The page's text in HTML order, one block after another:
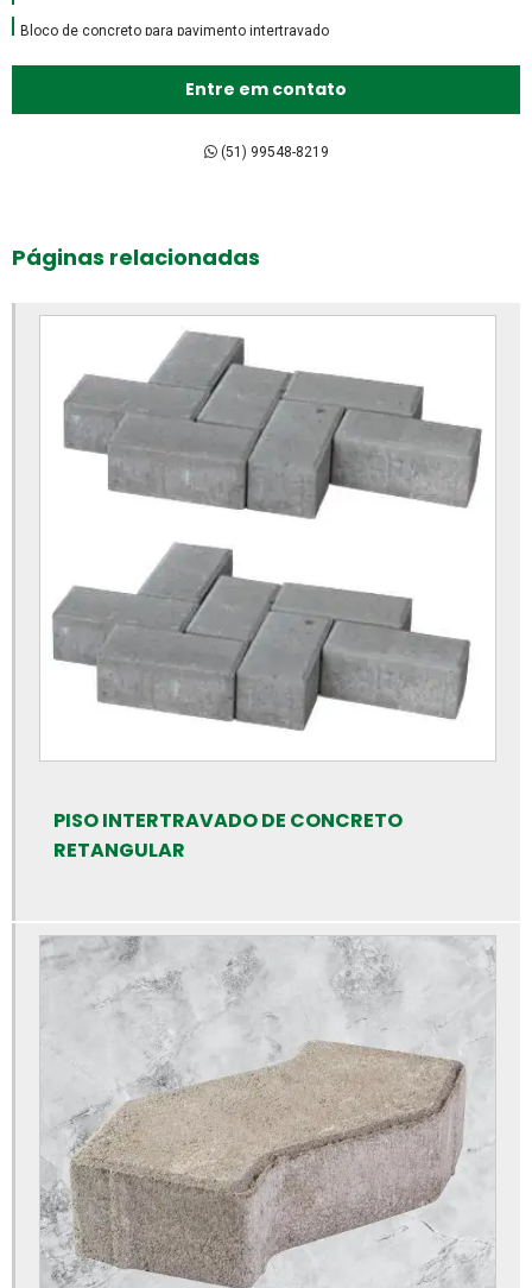
Bloco de concreto para pavimento intertravado
Bloco de encaixe de concreto
Bloco intertravado de concreto preço
Bloco intertravado de concreto
Bloco intertravado retangular
Bloco intertravado
Blocos para calçada preço
Blocos para calçada
Blocos de concreto 14x19x39 fábrica
Blocos de concreto 14x19x39 preço
Blocos de concreto 14x19x39cm
Blocos de concreto para calçada
Blocos de concreto para calçamento
Blocos de concreto rs preço
Blocos de concreto valor
Bloquete para calçada preço
Bloquete intertravado de concreto
Bloquetes para calçamento preço
Bloquetes de concreto para piso
Bloquetes de concreto preço
Calha de concreto para piso
Calha de concreto pré moldado
Calha de concreto preço
Calhas de concreto
Canaleta de concreto 14x19x39
Entre em contato
(51) 99548-8219
Páginas relacionadas
PISO INTERTRAVADO DE CONCRETO
RETANGULAR